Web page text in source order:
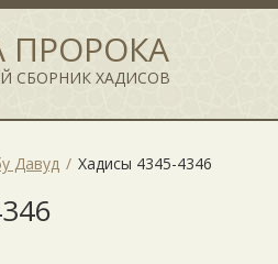
ПРОРОКА
СБОРНИК ХАДИСОВ
Давуд Хадисы 4345-4346